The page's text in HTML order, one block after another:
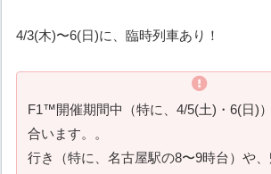
4/3(木)〜6(日)に、臨時列車あり！
F1™︎開催期間中（特に、4/5(土)・6(日)
合います。。
行き（特に、名古屋駅の8〜9時台）や